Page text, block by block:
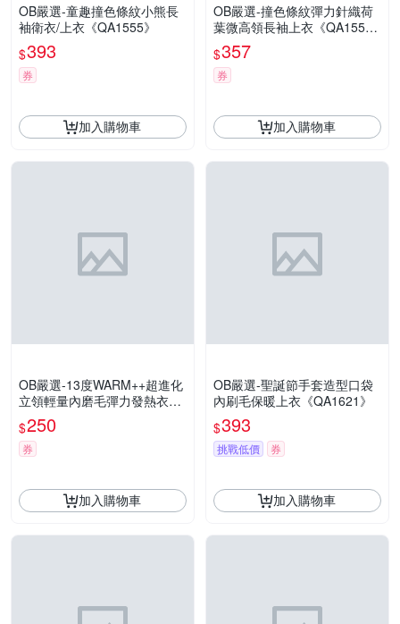
OB嚴選-童趣撞色條紋小熊長
袖衛衣/上衣《QA1555》
$393
券
加入購物車
OB嚴選-撞色條紋彈力針織荷
葉微高領長袖上衣《QA155
1》
$357
券
加入購物車
OB嚴選-13度WARM++超進化
立領輕量內磨毛彈力發熱衣
《KG0380》
$250
券
加入購物車
OB嚴選-聖誕節手套造型口袋
內刷毛保暖上衣《QA1621》
$393
挑戰低價 券
加入購物車